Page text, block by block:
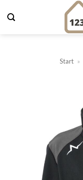
Inhalt
Start »